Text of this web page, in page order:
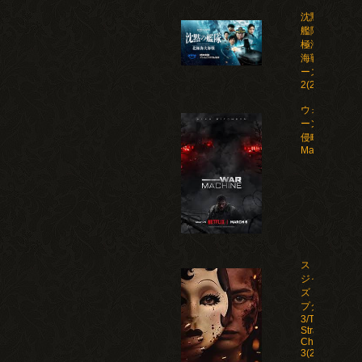
沈黙の
艦隊 北
極海大
海戦 シ
ーズン
2(2026)
ウォー・マシ
ーン: 未知な
侵略者/War
ストレン
ジャー
ズ：チャ
プター
3/The
Strangers:
Chapter
3(2026)